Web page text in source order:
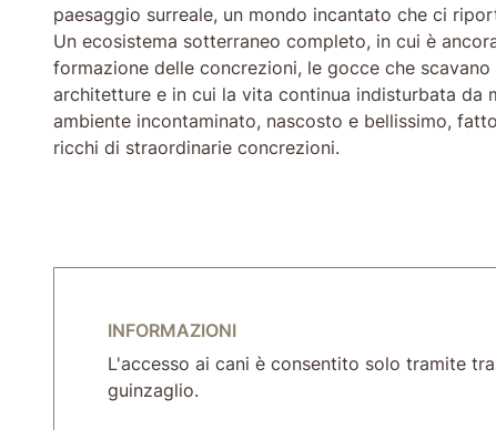
paesaggio surreale, un mondo incantato che ci
Un ecosistema sotterraneo completo, in cui è
formazione delle concrezioni, le gocce che
architetture e in cui la vita continua indisturbata da
ambiente incontaminato, nascosto e bellissimo,
ricchi di straordinarie concrezioni.
INFORMAZIONI
L'accesso ai cani è consentito solo tramite
guinzaglio.